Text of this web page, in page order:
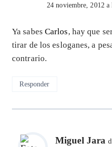
24 noviembre, 2012 a
Ya sabes Carlos, hay que
tirar de los esloganes, a
contrario.
Responder
Miguel Jara